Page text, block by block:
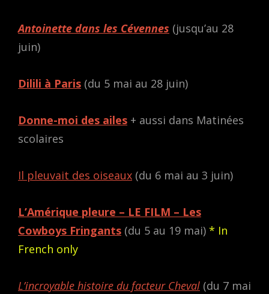
Antoinette dans les Cévennes (jusqu’au 28
juin)
Dilili à Paris (du 5 mai au 28 juin)
Donne-moi des ailes + aussi dans Matinées
scolaires
Il pleuvait des oiseaux (du 6 mai au 3 juin)
L’Amérique pleure – LE FILM – Les
Cowboys Fringants (du 5 au 19 mai) * In
French only
L’incroyable histoire du facteur Cheval (du 7 mai